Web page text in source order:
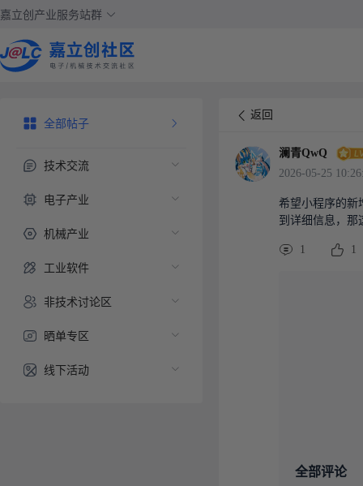
嘉立创产业服务站群
全部帖子
技术交流
电子产业
机械产业
工业软件
非技术讨论区
晒单专区
线下活动
返回
澜青QwQ
2026-05-25
希望小程序的
到详细信息，那
1 1
全部评论